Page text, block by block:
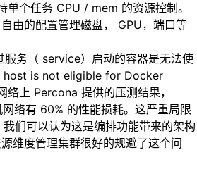
单个任务 CPU / mem 的资源控制。
由的配置管理磁盘， GPU，端口等
服务（ service）启动的容器是无法使
host is not eligible for Docker
上 Percona 提供的压测结果，
络有 60% 的性能损耗。这严重局限
们可以认为这是编排功能带来的架构
维度管理集群很好的规避了这个问